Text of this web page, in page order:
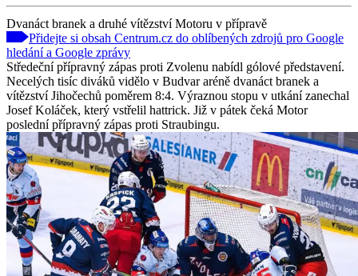
Dvanáct branek a druhé vítězství Motoru v přípravě
Přidejte si obsah Centrum.cz do oblíbených zdrojů pro Google
hledání a Google zprávy
Středeční přípravný zápas proti Zvolenu nabídl gólové představení.
Necelých tisíc diváků vidělo v Budvar aréně dvanáct branek a
vítězství Jihočechů poměrem 8:4. Výraznou stopu v utkání zanechal
Josef Koláček, který vstřelil hattrick. Již v pátek čeká Motor
poslední přípravný zápas proti Straubingu.